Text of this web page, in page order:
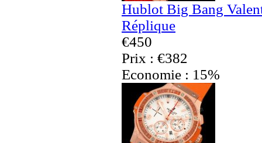
Hublot Big Bang
Réplique
€450
Prix : €382
Economie : 15%